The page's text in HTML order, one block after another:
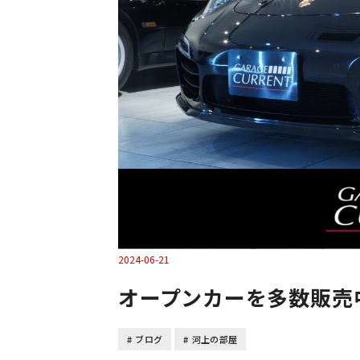
2024-06-21
オープンカーを多数販
ブログ 河上の部屋